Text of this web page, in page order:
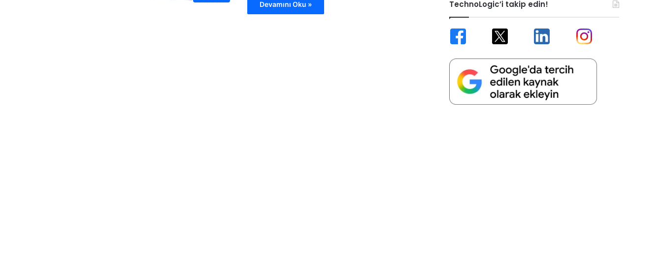
Devamını Oku » TechnoLogic’i takip edin!